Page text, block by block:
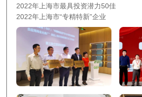
2022年上海市最具投资潜力50佳
2022年上海市“专精特新”企业